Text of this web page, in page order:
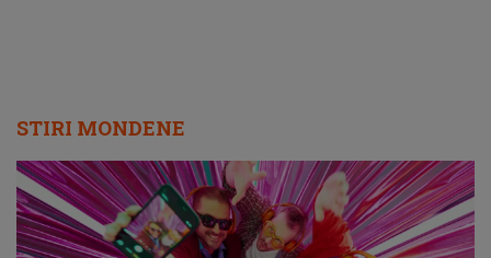
Radio Impuls cucerește tot mai mulți